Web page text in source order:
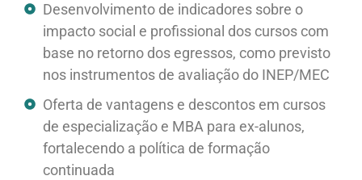
Desenvolvimento de indicadores sobre o
impacto social e profissional dos cursos com
base no retorno dos egressos, como previsto
nos instrumentos de avaliação do INEP/MEC
Oferta de vantagens e descontos em cursos
de especialização e MBA para ex-alunos,
fortalecendo a política de formação
continuada